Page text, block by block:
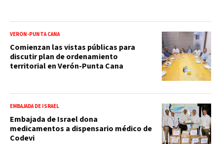
VERÓN-PUNTA CANA
Comienzan las vistas públicas para
discutir plan de ordenamiento
territorial en Verón-Punta Cana
EMBAJADA DE ISRAEL
Embajada de Israel dona
medicamentos a dispensario médico de
Codevi